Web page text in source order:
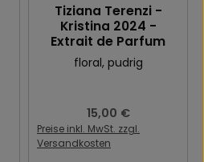
Tiziana Terenzi -
Kristina 2024 -
Extrait de Parfum
floral, pudrig
Regulärer Preis:
15,00 €
Preise inkl. MwSt. zzgl.
Versandkosten